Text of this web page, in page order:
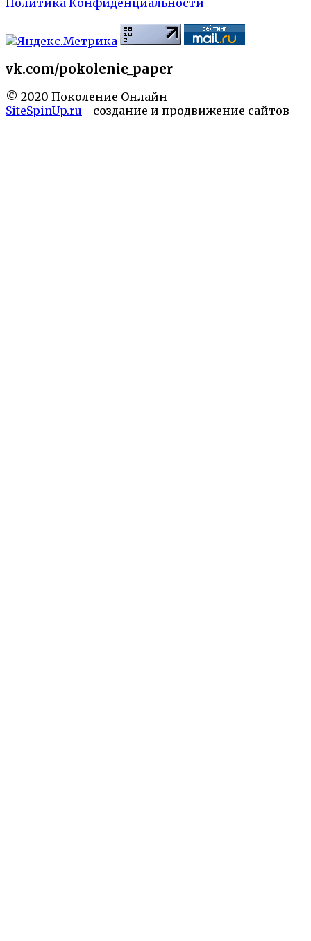
Политика Конфиденциальности
vk.com/pokolenie_paper
© 2020 Поколение Онлайн
SiteSpinUp.ru - создание и продвижение сайтов